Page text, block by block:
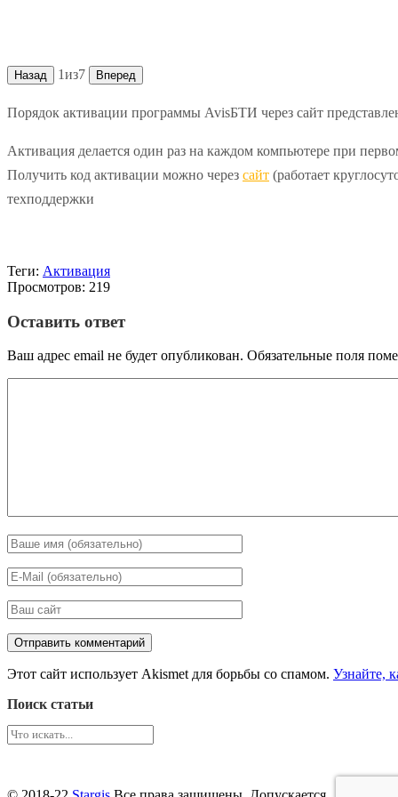
Назад 1из7 Вперед
Порядок активации программы AvisБТИ через сайт
Активация делается один раз на каждом компьютере при
Получить код активации можно через сайт (работает
техподдержки
Теги: Активация
Просмотров: 219
Оставить ответ
Ваш адрес email не будет опубликован. Обязательные поля
Этот сайт использует Akismet для борьбы со спамом. Узнайте,
Поиск статьи